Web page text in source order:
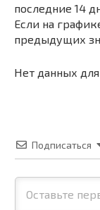
последние 14
Если на
предыдущих
Нет данных
Подписаться